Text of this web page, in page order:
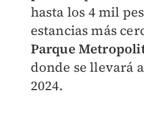
hasta los 4 mil
estancias más
Parque
donde se llevará
2024.